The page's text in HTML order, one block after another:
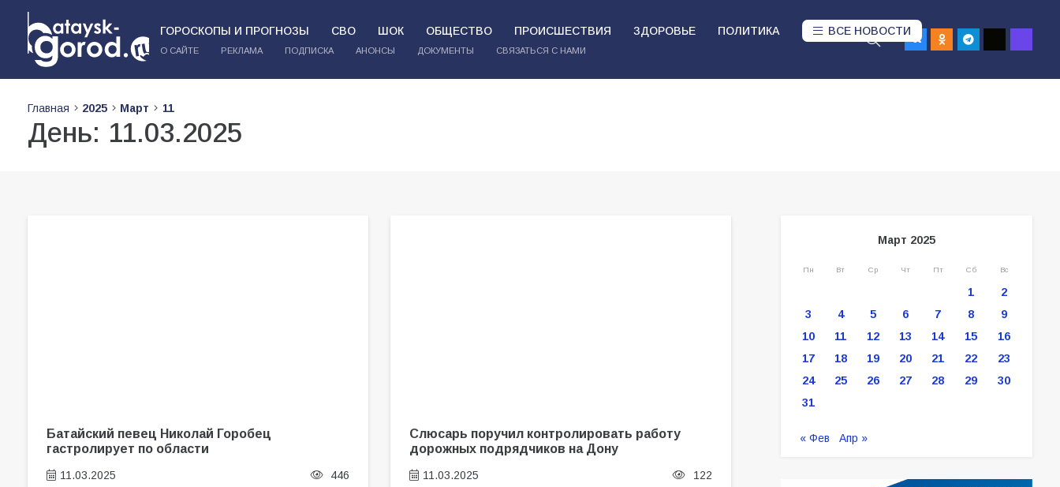
ГОРОСКОПЫ И ПРОГНОЗЫ СВО ШОК ОБЩЕСТВО ПРОИСШЕСТВИЯ ЗДОРОВЬЕ ПОЛИТИКА ВСЕ НОВОСТИ
О САЙТЕ РЕКЛАМА ПОДПИСКА АНОНСЫ ДОКУМЕНТЫ СВЯЗАТЬСЯ С НАМИ
Главная 2025 Март 11
День: 11.03.2025
Батайский певец Николай Горобец
гастролирует по области
11.03.2025 446
Слюсарь поручил контролировать работу
дорожных подрядчиков на Дону
11.03.2025 122
Март 2025
Пн Вт Ср Чт Пт Сб Вс
1
2
3
4 5 6 7 8
9
10
11 12 13 14 15
16
17
18 19 20 21 22
23
24
25 26 27 28 29
30
31
« Фев Апр »